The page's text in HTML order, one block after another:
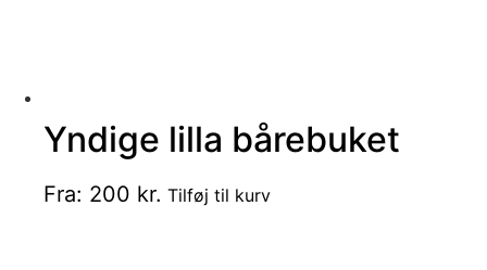
Yndige lilla bårebuket
Fra: 200 kr. Tilføj til kurvDette